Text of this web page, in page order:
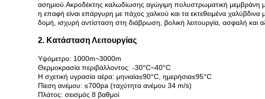
ασημιού.Ακροδέκτης καλωδίωσης αγώγιμη πολυστρωματική μεμβράνη
η επαφή είναι επάργυρη με πάχος χαλκού και τα εκτεθειμένα
δομή, ισχυρή αντίσταση στη διάβρωση, βολική λειτουργία, ασφαλή και
2. Κατάσταση Λειτουργίας
Υψόμετρο: 1000m~3000m
Θερμοκρασία περιβάλλοντος: -30°C~40°C
Η σχετική υγρασία αέρα: μηνιαία≤90°C, ημερήσια≤95°C
Πίεση ανέμου: ≤700pa (ταχύτητα ανέμου 34 m/s)
Πλάτος: σεισμός 8 βαθμοί